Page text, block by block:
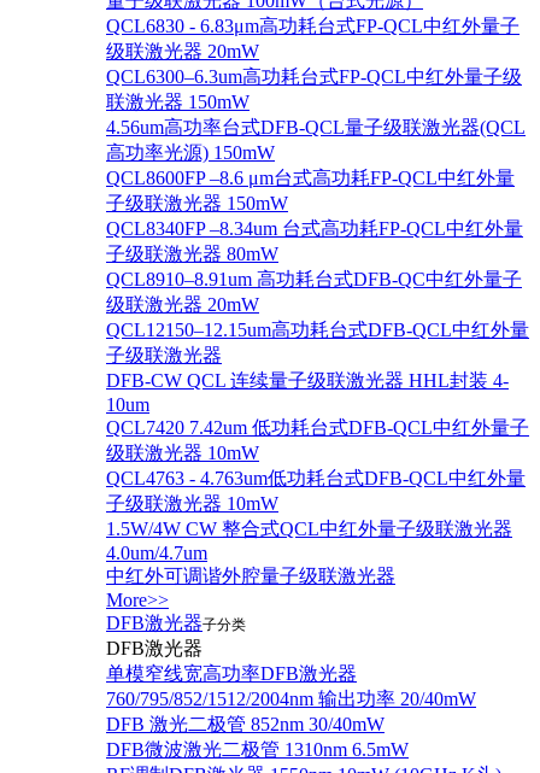
QCL6830 - 6.83μm高功耗台式FP-QCL中红外量子
级联激光器 20mW
QCL6300–6.3um高功耗台式FP-QCL中红外量子级
联激光器 150mW
4.56um高功率台式DFB-QCL量子级联激光器(QCL
高功率光源) 150mW
QCL8600FP –8.6 μm台式高功耗FP-QCL中红外量
子级联激光器 150mW
QCL8340FP –8.34um 台式高功耗FP-QCL中红外量
子级联激光器 80mW
QCL8910–8.91um 高功耗台式DFB-QC中红外量子
级联激光器 20mW
QCL12150–12.15um高功耗台式DFB-QCL中红外量
子级联激光器
DFB-CW QCL 连续量子级联激光器 HHL封装 4-
10um
QCL7420 7.42um 低功耗台式DFB-QCL中红外量子
级联激光器 10mW
QCL4763 - 4.763um低功耗台式DFB-QCL中红外量
子级联激光器 10mW
1.5W/4W CW 整合式QCL中红外量子级联激光器
4.0um/4.7um
中红外可调谐外腔量子级联激光器
More>>
DFB激光器子分类
DFB激光器
单模窄线宽高功率DFB激光器
760/795/852/1512/2004nm 输出功率 20/40mW
DFB 激光二极管 852nm 30/40mW
DFB微波激光二极管 1310nm 6.5mW